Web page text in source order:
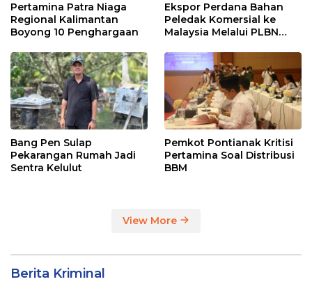
Pertamina Patra Niaga
Regional Kalimantan
Boyong 10 Penghargaan
Ekspor Perdana Bahan
Peledak Komersial ke
Malaysia Melalui PLBN
Bang Pen Sulap
Pekarangan Rumah Jadi
Sentra Kelulut
Pemkot Pontianak Kritisi
Pertamina Soal Distribusi
BBM
View More
Berita Kriminal